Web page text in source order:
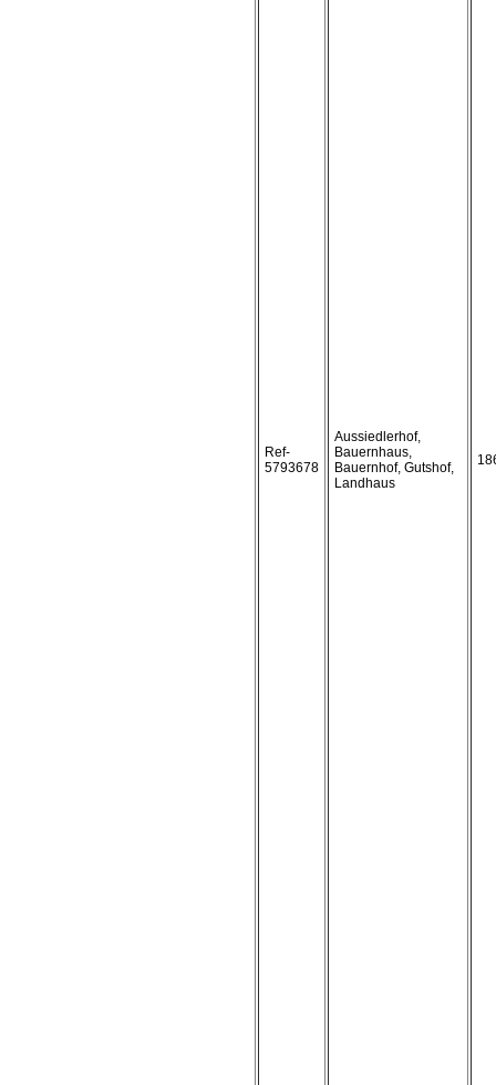
Ref-
5793678
Aussiedlerhof,
Bauernhaus,
Bauernhof, Gutshof,
Landhaus